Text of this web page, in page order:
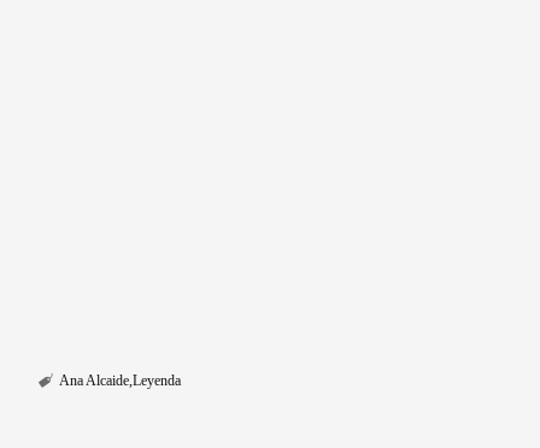
Ana Alcaide Leyenda